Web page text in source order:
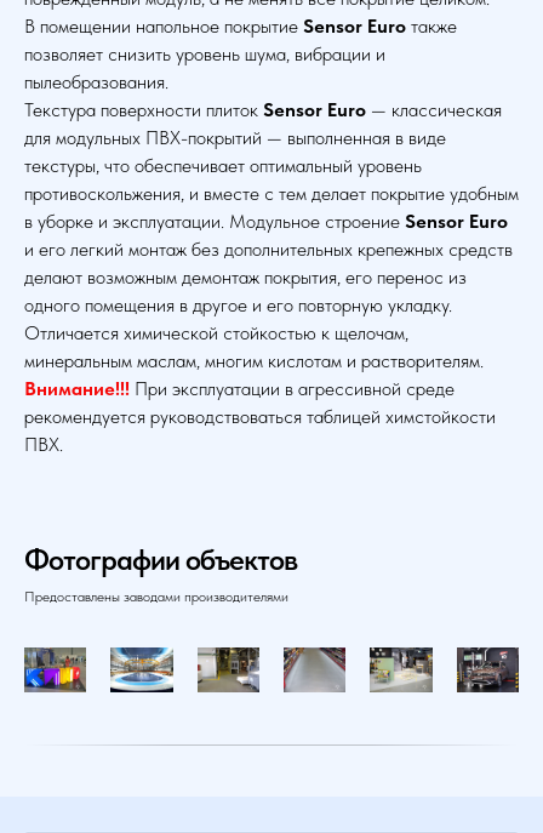
В помещении напольное покрытие Sensor Euro также
позволяет снизить уровень шума, вибрации и
пылеобразования.
Текстура поверхности плиток Sensor Euro — классическая
для модульных ПВХ-покрытий — выполненная в виде
текстуры, что обеспечивает оптимальный уровень
противоскольжения, и вместе с тем делает покрытие удобным
в уборке и эксплуатации. Модульное строение Sensor Euro
и его легкий монтаж без дополнительных крепежных средств
делают возможным демонтаж покрытия, его перенос из
одного помещения в другое и его повторную укладку.
Отличается химической стойкостью к щелочам,
минеральным маслам, многим кислотам и растворителям.
Внимание!!! При эксплуатации в агрессивной среде
рекомендуется руководствоваться таблицей химстойкости
ПВХ.
Фотографии объектов
Предоставлены заводами производителями